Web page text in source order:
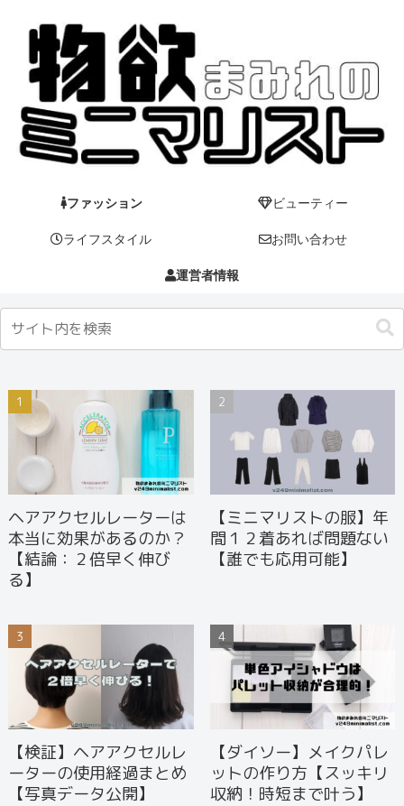
ファッション ビューティー
ライフスタイル お問い合わせ
運営者情報
ヘアアクセルレーターは
本当に効果があるのか？
【結論：２倍早く伸び
る】
【ミニマリストの服】年
間１２着あれば問題ない
【誰でも応用可能】
【検証】ヘアアクセルレ
ーターの使用経過まとめ
【写真データ公開】
【ダイソー】メイクパレ
ットの作り方【スッキリ
収納！時短まで叶う】